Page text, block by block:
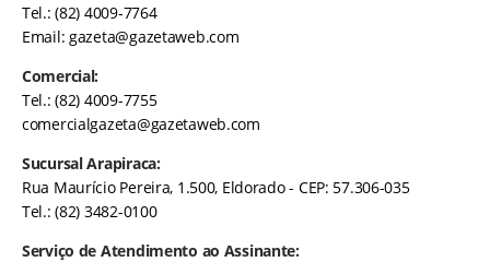
Tel.: (82) 4009-7764
Email:gazeta@gazetaweb.com
Comercial:
Tel.: (82) 4009-7755
comercialgazeta@gazetaweb.com
Sucursal Arapiraca:
Rua Maurício Pereira, 1.500, Eldorado - CEP: 57.306-035
Tel.: (82) 3482-0100
Serviço de Atendimento ao Assinante: